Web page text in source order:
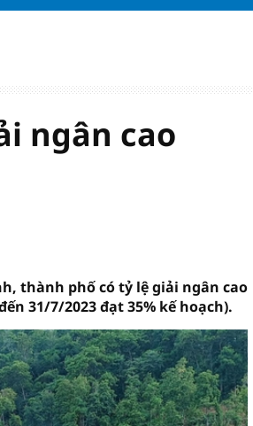
sóng
sở hữu tiền vệ báu vật của
nghệ của Đông Nam Á
ngân cao
thành phố có tỷ lệ giải ngân cao
31/7/2023 đạt 35% kế hoạch).